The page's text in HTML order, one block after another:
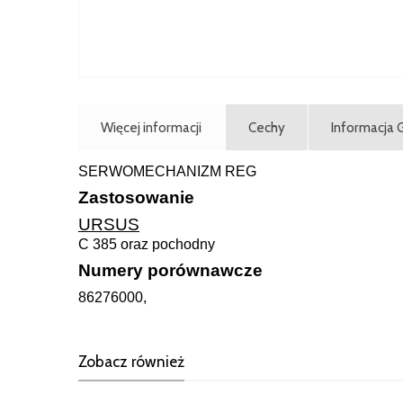
Więcej informacji Cechy Informacja
SERWOMECHANIZM REG
Zastosowanie
URSUS
C 385 oraz pochodny
Numery porównawcze
86276000,
Zobacz również